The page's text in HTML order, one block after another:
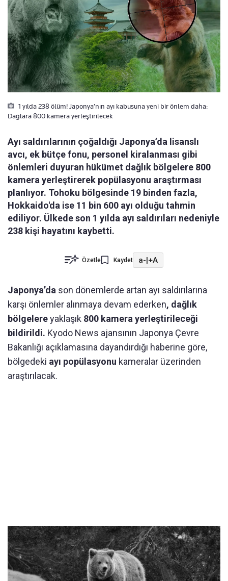
1 yılda 238 ölüm! Japonya’nın ayı kabusuna yeni bir önlem daha:
Dağlara 800 kamera yerleştirilecek
Ayı saldırılarının çoğaldığı Japonya’da lisanslı
avcı, ek bütçe fonu, personel kiralanması gibi
önlemleri duyuran hükümet dağlık bölgelere 800
kamera yerleştirerek popülasyonu araştırması
planlıyor. Tohoku bölgesinde 19 binden fazla,
Hokkaido'da ise 11 bin 600 ayı olduğu tahmin
ediliyor. Ülkede son 1 yılda ayı saldırıları nedeniyle
238 kişi hayatını kaybetti.
Özetle Kaydet a-|+A
Japonya’da son dönemlerde artan ayı saldırılarına
karşı önlemler alınmaya devam ederken, dağlık
bölgelereyaklaşık 800 kamera yerleştirileceği
bildirildi. Kyodo News ajansının Japonya Çevre
Bakanlığı açıklamasına dayandırdığı haberine göre,
bölgedeki ayı popülasyonu kameralar üzerinden
araştırılacak.